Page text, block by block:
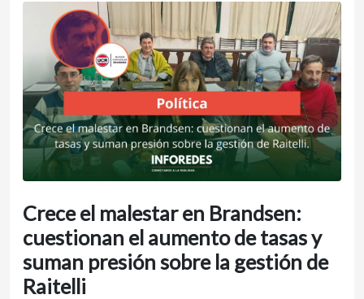
Crece el malestar en Brandsen:
cuestionan el aumento de tasas y
suman presión sobre la gestión de
Raitelli